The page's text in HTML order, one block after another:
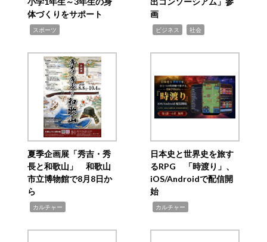
体づくりをサポート
スポーツ
画
ビジネス 社会
夏季企画展「秀吉・秀
長と和歌山」 和歌山
市立博物館で8月8日か
ら
カルチャー
日本史と世界史を旅す
るRPG 「時渡り」、
iOS/Androidで配信開
始
カルチャー